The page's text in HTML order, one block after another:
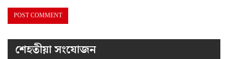
শেহতীয়া সংযোজন